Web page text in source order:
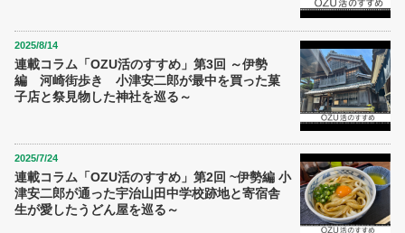
2025/8/14
連載コラム「OZU活のすすめ」第3回 ～伊勢
編 河崎街歩き 小津安二郎が最中を買った菓
子店と祭見物した神社を巡る～
2025/7/24
連載コラム「OZU活のすすめ」第2回 ~伊勢編 小
津安二郎が通った宇治山田中学校跡地と寄宿舎
生が愛したうどん屋を巡る～